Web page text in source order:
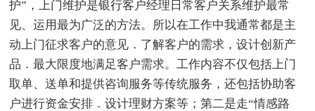
护”，上门维护是银行客户经理日常客户关系维护最常
见、运用最为广泛的方法。所以在工作中我通常都是主
动上门征求客户的意见．了解客户的需求，设计创新产
品．最大限度地满足客户需求。工作内容不仅包括上门
取单、送单和提供咨询服务等传统服务，还包括协助客
户进行资金安排．设计理财方案等；第二是走“情感路